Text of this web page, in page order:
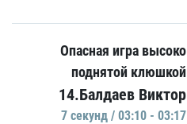
Опасная игра высоко
поднятой клюшкой
14.Балдаев Виктор
7 секунд / 03:10 - 03:17